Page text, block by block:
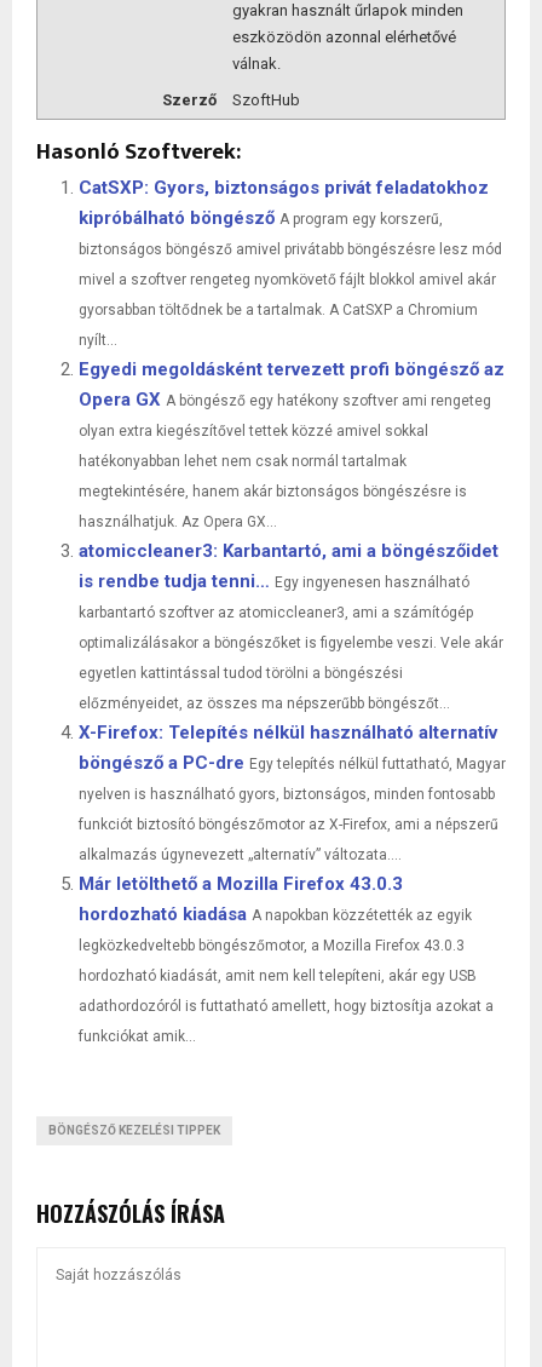
gyakran használt űrlapok minden
eszközödön azonnal elérhetővé
válnak.
Szerző
SzoftHub
Hasonló Szoftverek:
CatSXP: Gyors, biztonságos privát feladatokhoz
kipróbálható böngésző A program egy korszerű,
biztonságos böngésző amivel privátabb böngészésre lesz mód
mivel a szoftver rengeteg nyomkövető fájlt blokkol amivel akár
gyorsabban töltődnek be a tartalmak. A CatSXP a Chromium
nyílt...
Egyedi megoldásként tervezett profi böngésző az
Opera GX A böngésző egy hatékony szoftver ami rengeteg
olyan extra kiegészítővel tettek közzé amivel sokkal
hatékonyabban lehet nem csak normál tartalmak
megtekintésére, hanem akár biztonságos böngészésre is
használhatjuk. Az Opera GX...
atomiccleaner3: Karbantartó, ami a böngészőidet
is rendbe tudja tenni… Egy ingyenesen használható
karbantartó szoftver az atomiccleaner3, ami a számítógép
optimalizálásakor a böngészőket is figyelembe veszi. Vele akár
egyetlen kattintással tudod törölni a böngészési
előzményeidet, az összes ma népszerűbb böngészőt...
X-Firefox: Telepítés nélkül használható alternatív
böngésző a PC-dre Egy telepítés nélkül futtatható, Magyar
nyelven is használható gyors, biztonságos, minden fontosabb
funkciót biztosító böngészőmotor az X-Firefox, ami a népszerű
alkalmazás úgynevezett „alternatív” változata....
Már letölthető a Mozilla Firefox 43.0.3
hordozható kiadása A napokban közzétették az egyik
legközkedveltebb böngészőmotor, a Mozilla Firefox 43.0.3
hordozható kiadását, amit nem kell telepíteni, akár egy USB
adathordozóról is futtatható amellett, hogy biztosítja azokat a
funkciókat amik...
BÖNGÉSZŐ KEZELÉSI TIPPEK
HOZZÁSZÓLÁS ÍRÁSA